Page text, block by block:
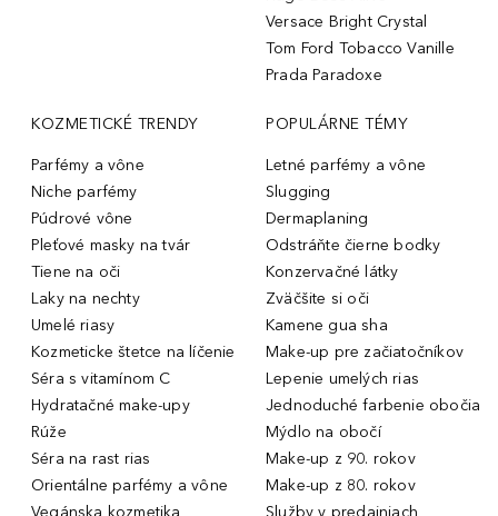
Versace Bright Crystal
Tom Ford Tobacco Vanille
Prada Paradoxe
KOZMETICKÉ TRENDY
Parfémy a vône
Niche parfémy
Púdrové vône
Pleťové masky na tvár
Tiene na oči
Laky na nechty
Umelé riasy
Kozmeticke štetce na líčenie
Séra s vitamínom C
Hydratačné make-upy
Rúže
Séra na rast rias
Orientálne parfémy a vône
Vegánska kozmetika
POPULÁRNE TÉMY
Letné parfémy a vône
Slugging
Dermaplaning
Odstráňte čierne bodky
Konzervačné látky
Zväčšite si oči
Kamene gua sha
Make-up pre začiatočníkov
Lepenie umelých rias
Jednoduché farbenie obočia
Mýdlo na obočí
Make-up z 90. rokov
Make-up z 80. rokov
Služby v predajniach